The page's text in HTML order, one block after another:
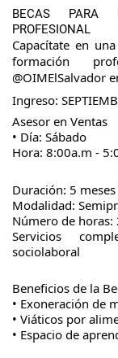
BECAS PARA
PROFESIONAL
Capacítate en
formación
@OIMElSalvador
Ingreso:
Asesor en Ventas
• Día: Sábado
Hora: 8:00a.m -
Duración: 5
Modalidad:
Número de horas:
Servicios
sociolaboral
Beneficios de la
• Exoneración de
• Viáticos por
• Espacio de